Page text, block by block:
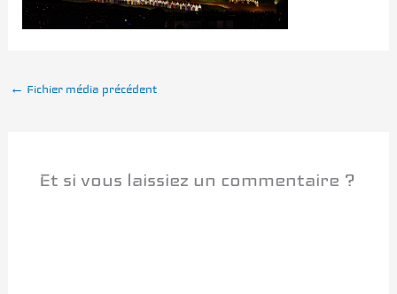
← Fichier média précédent
Et si vous laissiez un commentaire ?